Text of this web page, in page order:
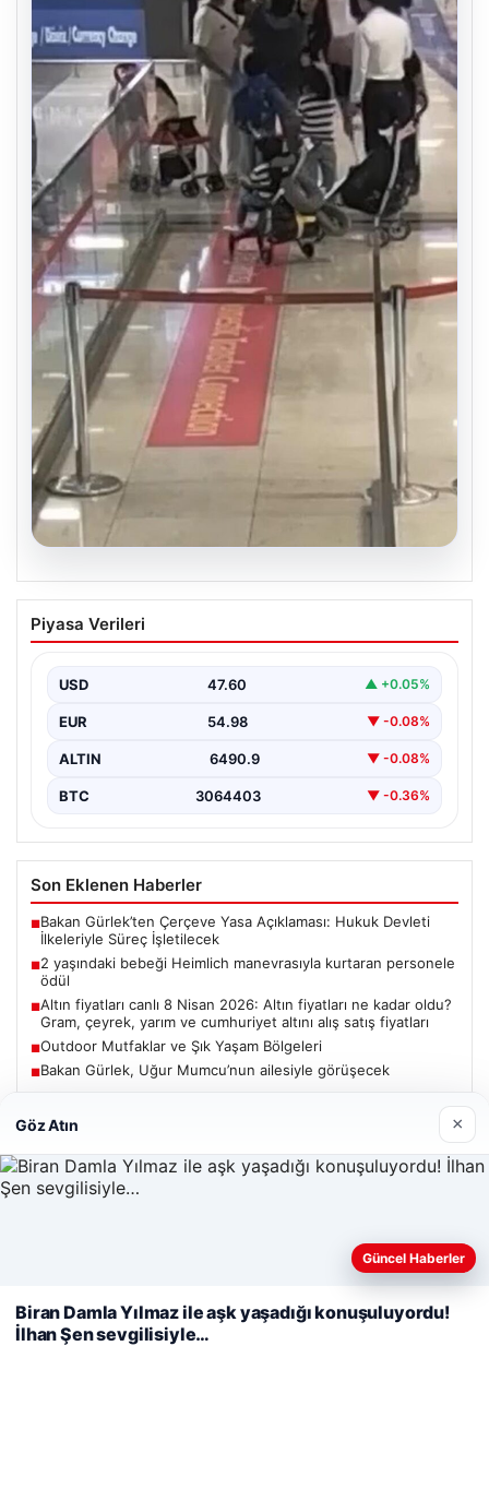
2 yaşındaki bebeği Heimlich
manevrasıyla kurtaran personele ödül
Bebeği Heimlich Manevrası ile Kurtaran Havalimanı
Personeline…
Piyasa Verileri
USD 47.60 ▲ +0.05%
EUR 54.98 ▼ -0.08%
ALTIN 6490.9 ▼ -0.08%
BTC 3064403 ▼ -0.36%
Son Eklenen Haberler
■Bakan Gürlek’ten Çerçeve Yasa Açıklaması: Hukuk Devleti
İlkeleriyle Süreç İşletilecek
■2 yaşındaki bebeği Heimlich manevrasıyla kurtaran personele
ödül
■Altın fiyatları canlı 8 Nisan 2026: Altın fiyatları ne kadar oldu?
Gram, çeyrek, yarım ve cumhuriyet altını alış satış fiyatları
■Outdoor Mutfaklar ve Şık Yaşam Bölgeleri
■Bakan Gürlek, Uğur Mumcu’nun ailesiyle görüşecek
Bakan Gürlek’ten Çerçeve Yasa Açıklaması: Hukuk Devleti
İlkeleriyle Süreç İşletilecek
Web sitemizi nasıl kullandığınızı daha iyi anlayabilmek,
kullanıyoruz.
Çerez Politikamız
Reddet Kabul Et
Göz Atın ×
Güncel Haberler
Biran Damla Yılmaz ile aşk yaşadığı konuşuluyordu!
İlhan Şen sevgilisiyle…